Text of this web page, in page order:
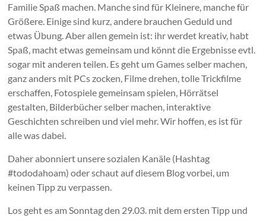
Familie Spaß machen. Manche sind für Kleinere, manche für
Größere. Einige sind kurz, andere brauchen Geduld und
etwas Übung. Aber allen gemein ist: ihr werdet kreativ, habt
Spaß, macht etwas gemeinsam und könnt die Ergebnisse evtl.
sogar mit anderen teilen. Es geht um Games selber machen,
ganz anders mit PCs zocken, Filme drehen, tolle Trickfilme
erschaffen, Fotospiele gemeinsam spielen, Hörrätsel
gestalten, Bilderbücher selber machen, interaktive
Geschichten schreiben und viel mehr. Wir hoffen, es ist für
alle was dabei.
Daher abonniert unsere sozialen Kanäle (Hashtag
#tododahoam) oder schaut auf diesem Blog vorbei, um
keinen Tipp zu verpassen.
Los geht es am Sonntag den 29.03. mit dem ersten Tipp und